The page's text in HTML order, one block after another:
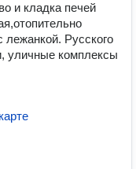
и кладка печей
Русского
уличные комплексы